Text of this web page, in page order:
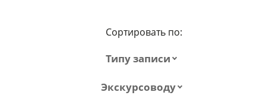
Сортировать по:
Типу записи
Экскурсоводу